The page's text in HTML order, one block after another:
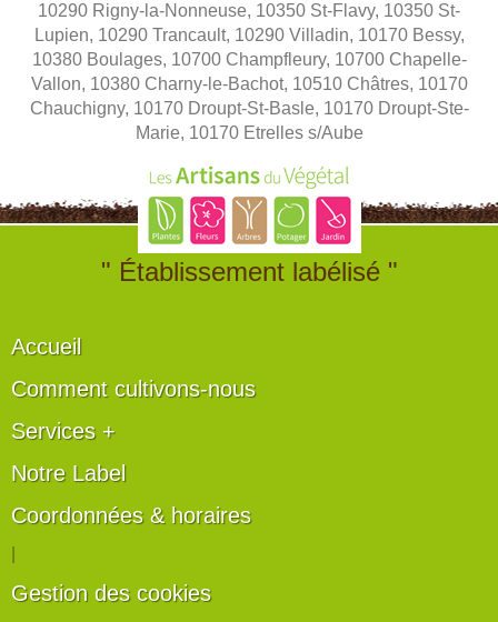
10290 Rigny-la-Nonneuse, 10350 St-Flavy, 10350 St-
Lupien, 10290 Trancault, 10290 Villadin, 10170 Bessy,
10380 Boulages, 10700 Champfleury, 10700 Chapelle-
Vallon, 10380 Charny-le-Bachot, 10510 Châtres, 10170
Chauchigny, 10170 Droupt-St-Basle, 10170 Droupt-Ste-
Marie, 10170 Etrelles s/Aube
" Établissement labélisé "
Accueil
Comment cultivons-nous
Services +
Notre Label
Coordonnées & horaires
Gestion des cookies